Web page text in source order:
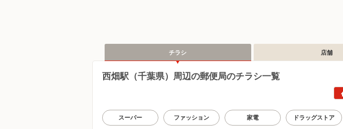
チラシ 店舗
西畑駅（千葉県）周辺の郵便局のチラシ一覧
スーパー ファッション 家電 ドラッグストア